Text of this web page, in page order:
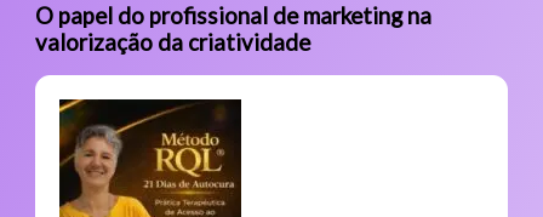
O papel do profissional de marketing na
valorização da criatividade